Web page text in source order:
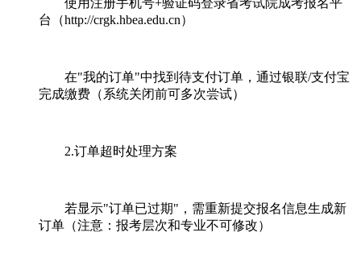
使用注册手机号+验证码登录省考试院成考报名平
台（http://crgk.hbea.edu.cn）
在"我的订单"中找到待支付订单，通过银联/支付宝
完成缴费（系统关闭前可多次尝试）
2.订单超时处理方案
若显示"订单已过期"，需重新提交报名信息生成新
订单（注意：报考层次和专业不可修改）